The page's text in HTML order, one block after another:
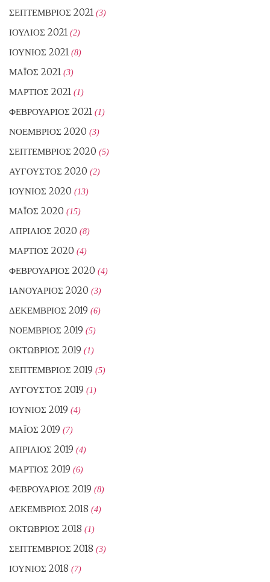
ΣΕΠΤΈΜΒΡΙΟΣ 2021 (3)
ΙΟΎΛΙΟΣ 2021 (2)
ΙΟΎΝΙΟΣ 2021 (8)
ΜΆΙΟΣ 2021 (3)
ΜΆΡΤΙΟΣ 2021 (1)
ΦΕΒΡΟΥΆΡΙΟΣ 2021 (1)
ΝΟΈΜΒΡΙΟΣ 2020 (3)
ΣΕΠΤΈΜΒΡΙΟΣ 2020 (5)
ΑΎΓΟΥΣΤΟΣ 2020 (2)
ΙΟΎΝΙΟΣ 2020 (13)
ΜΆΙΟΣ 2020 (15)
ΑΠΡΊΛΙΟΣ 2020 (8)
ΜΆΡΤΙΟΣ 2020 (4)
ΦΕΒΡΟΥΆΡΙΟΣ 2020 (4)
ΙΑΝΟΥΆΡΙΟΣ 2020 (3)
ΔΕΚΈΜΒΡΙΟΣ 2019 (6)
ΝΟΈΜΒΡΙΟΣ 2019 (5)
ΟΚΤΏΒΡΙΟΣ 2019 (1)
ΣΕΠΤΈΜΒΡΙΟΣ 2019 (5)
ΑΎΓΟΥΣΤΟΣ 2019 (1)
ΙΟΎΝΙΟΣ 2019 (4)
ΜΆΙΟΣ 2019 (7)
ΑΠΡΊΛΙΟΣ 2019 (4)
ΜΆΡΤΙΟΣ 2019 (6)
ΦΕΒΡΟΥΆΡΙΟΣ 2019 (8)
ΔΕΚΈΜΒΡΙΟΣ 2018 (4)
ΟΚΤΏΒΡΙΟΣ 2018 (1)
ΣΕΠΤΈΜΒΡΙΟΣ 2018 (3)
ΙΟΎΝΙΟΣ 2018 (7)